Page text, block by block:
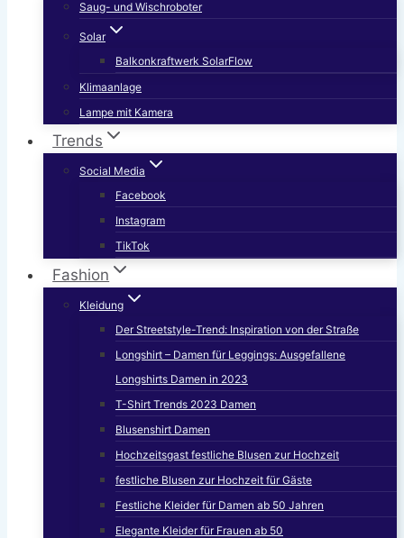
Saug- und Wischroboter
Solar
Balkonkraftwerk SolarFlow
Klimaanlage
Lampe mit Kamera
Trends
Social Media
Facebook
Instagram
TikTok
Fashion
Kleidung
Der Streetstyle-Trend: Inspiration von der Straße
Longshirt – Damen für Leggings: Ausgefallene
Longshirts Damen in 2023
T-Shirt Trends 2023 Damen
Blusenshirt Damen
Hochzeitsgast festliche Blusen zur Hochzeit
festliche Blusen zur Hochzeit für Gäste
Festliche Kleider für Damen ab 50 Jahren
Elegante Kleider für Frauen ab 50